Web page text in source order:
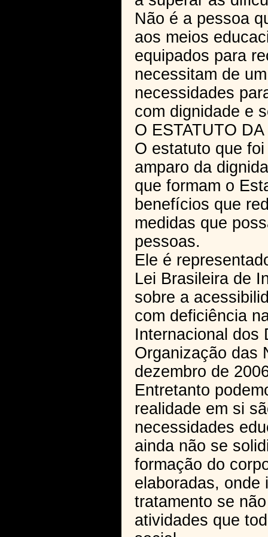
Não é a pessoa
aos meios
equipados para
necessitam de
necessidades
com dignidade e
O ESTATUTO
O estatuto que
amparo da
que formam o
benefícios que
medidas que
pessoas.
Ele é
Lei Brasileira de
sobre a
com deficiência
Internacional dos
Organização das
dezembro de
Entretanto
realidade em si
necessidades
ainda não se
formação do
elaboradas, onde
tratamento se
atividades que